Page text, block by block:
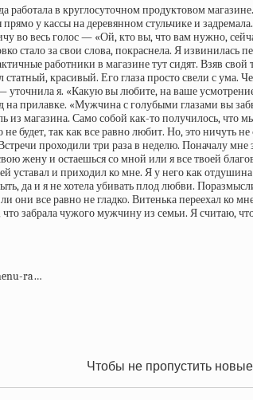
работала в круглосуточном продуктовом
у кассы на деревянном стульчике и
во весь голос — «Ой, кто вы, что вам нужно,
стало за свои слова, покраснела. Я
работники в магазине тут сидят. Взяв
красивый. Его глаза просто свели с
я. «Какую вы любите, на ваше
на прилавке. «Мужчина с голубыми глазами вы
магазина. Само собой как-то получилось, что
не будет, так как все равно любит. Но, это
проходили три раза в неделю. Поначалу
жену и остаешься со мной или я все твоей
уставал и приходил ко мне. Я у него как
да и я не хотела убивать плод любви.
они все равно не гладко. Витенька переехал
забрала чужого мужчину из семьи. Я считаю,
ra…
Чтобы не пропустить